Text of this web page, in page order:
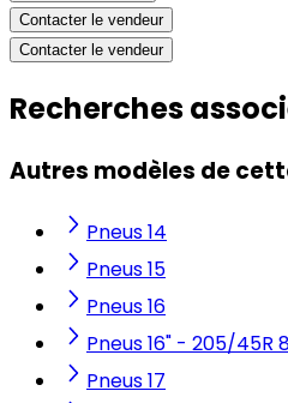
Contacter le vendeur
Contacter le vendeur
Recherches
Autres modèles de
Pneus 14
Pneus 15
Pneus 16
Pneus 16" - 205/45R
Pneus 17